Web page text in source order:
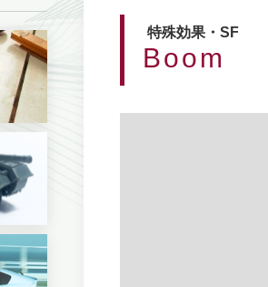
特殊効果・SF
Boom